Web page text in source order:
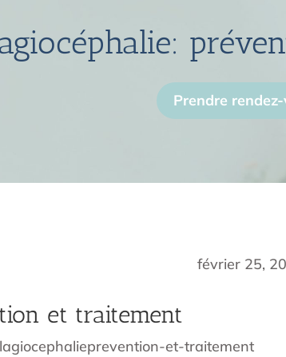
Prendre
février 25,
et traitement
et-traitement